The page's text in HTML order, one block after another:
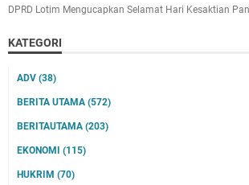
DPRD Lotim Mengucapkan Selamat Hari Kesaktian
KATEGORI
ADV (38)
BERITA UTAMA (572)
BERITAUTAMA (203)
EKONOMI (115)
HUKRIM (70)